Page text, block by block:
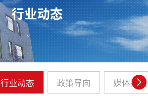
行业动态
行业动态 政策导向 媒体报道